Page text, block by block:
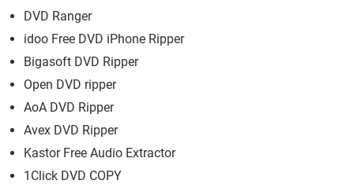
DVD Ranger
idoo Free DVD iPhone Ripper
Bigasoft DVD Ripper
Open DVD ripper
AoA DVD Ripper
Avex DVD Ripper
Kastor Free Audio Extractor
1Click DVD COPY